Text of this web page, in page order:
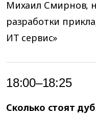
Михаил Смирнов,
разработки
ИТ сервис»
18:00–18:25
Сколько стоят